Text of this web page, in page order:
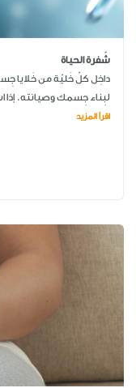
شَفرة الحياة
داخِل كلّ خَليّة من خَلايا
لبِناء جِسمك وصيانته. إذا
اقرأ المزيد